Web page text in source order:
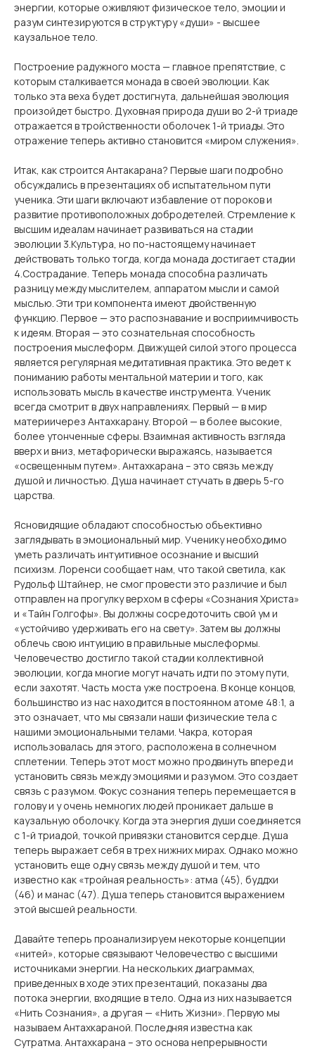
энергии, которые оживляют физическое тело, эмоции и
разум синтезируются в структуру «души» - высшее
каузальное тело.
Построение радужного моста — главное препятствие, с
которым сталкивается монада в своей эволюции. Как
только эта веха будет достигнута, дальнейшая эволюция
произойдет быстро. Духовная природа души во 2-й триаде
отражается в тройственности оболочек 1-й триады. Это
отражение теперь активно становится «миром служения».
Итак, как строится Антакарана? Первые шаги подробно
обсуждались в презентациях об испытательном пути
ученика. Эти шаги включают избавление от пороков и
развитие противоположных добродетелей. Стремление к
высшим идеалам начинает развиваться на стадии
эволюции 3.Культура, но по-настоящему начинает
действовать только тогда, когда монада достигает стадии
4.Сострадание. Теперь монада способна различать
разницу между мыслителем, аппаратом мысли и самой
мыслью. Эти три компонента имеют двойственную
функцию. Первое — это распознавание и восприимчивость
к идеям. Вторая — это сознательная способность
построения мыслеформ. Движущей силой этого процесса
является регулярная медитативная практика. Это ведет к
пониманию работы ментальной материи и того, как
использовать мысль в качестве инструмента. Ученик
всегда смотрит в двух направлениях. Первый — в мир
материичерез Антахкарану. Второй — в более высокие,
более утонченные сферы. Взаимная активность взгляда
вверх и вниз, метафорически выражаясь, называется
«освещенным путем». Антахкарана – это связь между
душой и личностью. Душа начинает стучать в дверь 5-го
царства.
Ясновидящие обладают способностью объективно
заглядывать в эмоциональный мир. Ученику необходимо
уметь различать интуитивное осознание и высший
психизм. Лоренси сообщает нам, что такой светила, как
Рудольф Штайнер, не смог провести это различие и был
отправлен на прогулку верхом в сферы «Сознания Христа»
и «Тайн Голгофы». Вы должны сосредоточить свой ум и
«устойчиво удерживать его на свету». Затем вы должны
облечь свою интуицию в правильные мыслеформы.
Человечество достигло такой стадии коллективной
эволюции, когда многие могут начать идти по этому пути,
если захотят. Часть моста уже построена. В конце концов,
большинство из нас находится в постоянном атоме 48:1, а
это означает, что мы связали наши физические тела с
нашими эмоциональными телами. Чакра, которая
использовалась для этого, расположена в солнечном
сплетении. Теперь этот мост можно продвинуть вперед и
установить связь между эмоциями и разумом. Это создает
связь с разумом. Фокус сознания теперь перемещается в
голову и у очень немногих людей проникает дальше в
каузальную оболочку. Когда эта энергия души соединяется
с 1-й триадой, точкой привязки становится сердце. Душа
теперь выражает себя в трех нижних мирах. Однако можно
установить еще одну связь между душой и тем, что
известно как «тройная реальность»: атма (45), буддхи
(46) и манас (47). Душа теперь становится выражением
этой высшей реальности.
Давайте теперь проанализируем некоторые концепции
«нитей», которые связывают Человечество с высшими
источниками энергии. На нескольких диаграммах,
приведенных в ходе этих презентаций, показаны два
потока энергии, входящие в тело. Одна из них называется
«Нить Сознания», а другая — «Нить Жизни». Первую мы
называем Антахкараной. Последняя известна как
Сутратма. Антахкарана – это основа непрерывности